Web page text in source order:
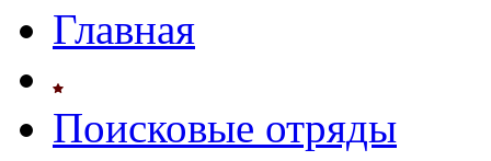
Главная
Поисковые отряды